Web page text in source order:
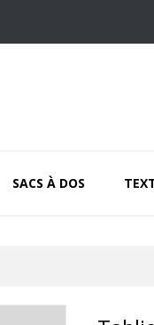
SACS À DOS